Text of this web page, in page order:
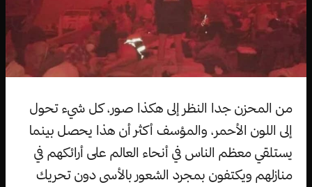
من المحزن جدا النظر إلى هكذا صور، كل شيء تحول
إلى اللون الأحمر، والمؤسف أكثر أن هذا يحصل بينما
يستلقي معظم الناس في أنحاء العالم على أرائكهم في
منازلهم ويكتفون بمجرد الشعور بالأسى دون تحريك